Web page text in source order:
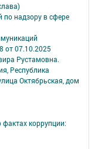
надзору в сфере
от 07.10.2025
Рустамовна.
Республика
Октябрьская, дом
коррупции: